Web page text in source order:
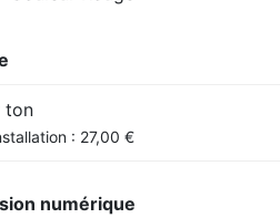
ton
: 27,00 €
numérique